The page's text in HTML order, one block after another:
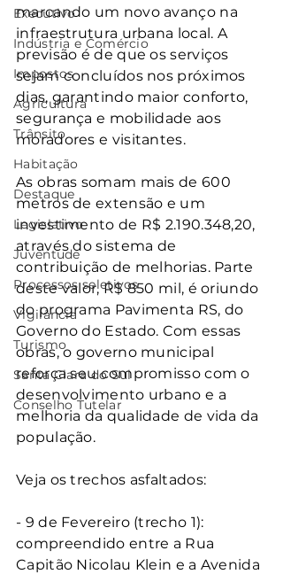
Executivo
Indústria e Comércio
Impostos
Agricultura
Trânsito
Habitação
Destaque
Legislativo
Juventude
Processos seletivos
Vigilância
Turismo
Santa Clara do Sul
Conselho Tutelar
marcando um novo avanço na
infraestrutura urbana local. A
previsão é de que os serviços
sejam concluídos nos próximos
dias, garantindo maior conforto,
segurança e mobilidade aos
moradores e visitantes.
As obras somam mais de 600
metros de extensão e um
investimento de R$ 2.190.348,20,
através do sistema de
contribuição de melhorias. Parte
deste valor, R$ 850 mil, é oriundo
do programa Pavimenta RS, do
Governo do Estado. Com essas
obras, o governo municipal
reforça seu compromisso com o
desenvolvimento urbano e a
melhoria da qualidade de vida da
população.
Veja os trechos asfaltados:
- 9 de Fevereiro (trecho 1):
compreendido entre a Rua
Capitão Nicolau Klein e a Avenida